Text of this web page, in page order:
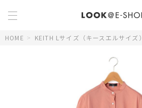
HOME > KEITH Lサイズ（キースエルサイズ）